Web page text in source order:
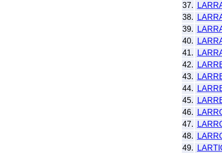
37.
38.
39.
40.
41.
42.
43.
44.
45.
46.
47.
48.
49.